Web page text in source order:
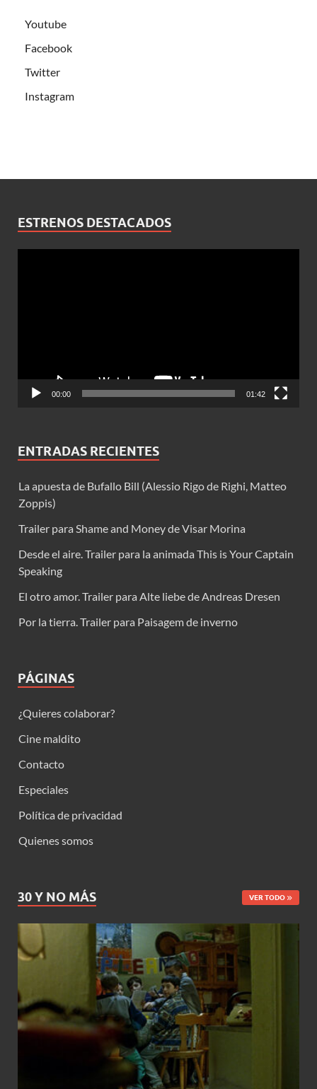
Youtube
Facebook
Twitter
Instagram
ESTRENOS DESTACADOS
00:00 01:42
ENTRADAS RECIENTES
La apuesta de Bufallo Bill (Alessio Rigo de Righi, Matteo
Zoppis)
Trailer para Shame and Money de Visar Morina
Desde el aire. Trailer para la animada This is Your Captain
Speaking
El otro amor. Trailer para Alte liebe de Andreas Dresen
Por la tierra. Trailer para Paisagem de inverno
PÁGINAS
¿Quieres colaborar?
Cine maldito
Contacto
Especiales
Política de privacidad
Quienes somos
30 Y NO MÁS VER TODO